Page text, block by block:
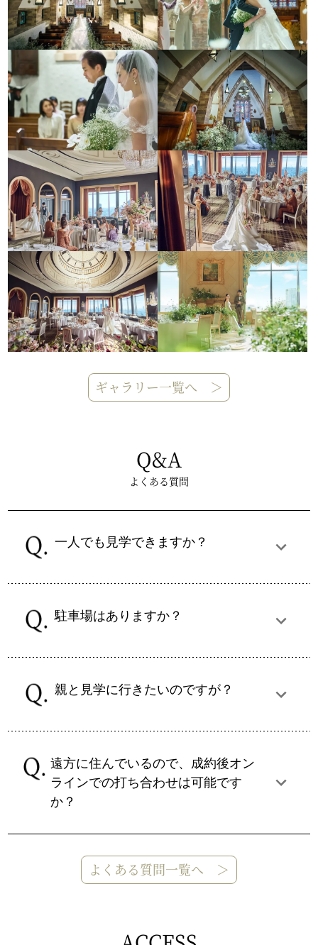
ギャラリー一覧へ ＞
Q&A
よくある質問
一人でも見学できますか？
駐車場はありますか？
親と見学に行きたいのですが？
遠方に住んでいるので、成約後オン
ラインでの打ち合わせは可能です
か？
よくある質問一覧へ ＞